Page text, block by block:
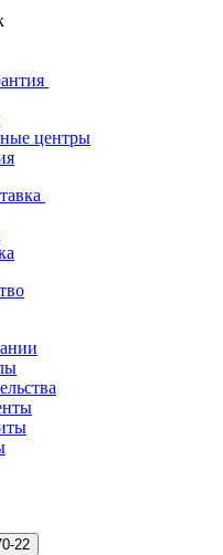
центры
22